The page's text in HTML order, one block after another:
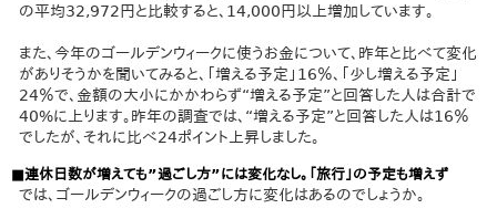
の平均32,972円と比較すると、14,000円以上増加しています。
また、今年のゴールデンウィークに使うお金について、昨年と比べて変化
がありそうかを聞いてみると、「増える予定」16％、「少し増える予定」
24％で、金額の大小にかかわらず“増える予定”と回答した人は合計で
40%に上ります。昨年の調査では、“増える予定”と回答した人は16％
でしたが、それに比べ24ポイント上昇しました。
■連休日数が増えても”過ごし方”には変化なし。「旅行」の予定も増えず
では、ゴールデンウィークの過ごし方に変化はあるのでしょうか。